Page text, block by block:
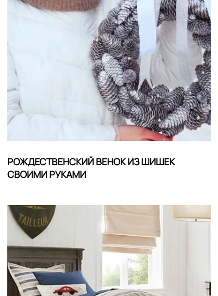
РОЖДЕСТВЕНСКИЙ ВЕНОК ИЗ ШИШЕК
СВОИМИ РУКАМИ